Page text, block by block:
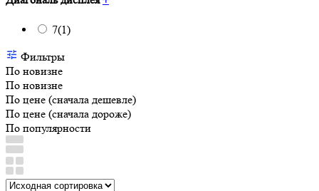
7(1)
Фильтры
По новизне
По новизне
По цене (сначала дешевле)
По цене (сначала дороже)
По популярности